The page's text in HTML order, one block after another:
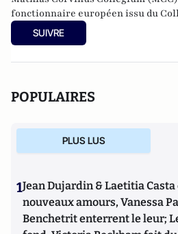
fonctionnaire européen issu du
notamment été membre de cabinet
l’Éducation et à la Culture de 2014 à
SUIVRE
POPULAIRES
PLUS LUS
1Jean Dujardin & Laetitia
nouveaux amours, Vanessa
Benchetrit enterrent le leur;